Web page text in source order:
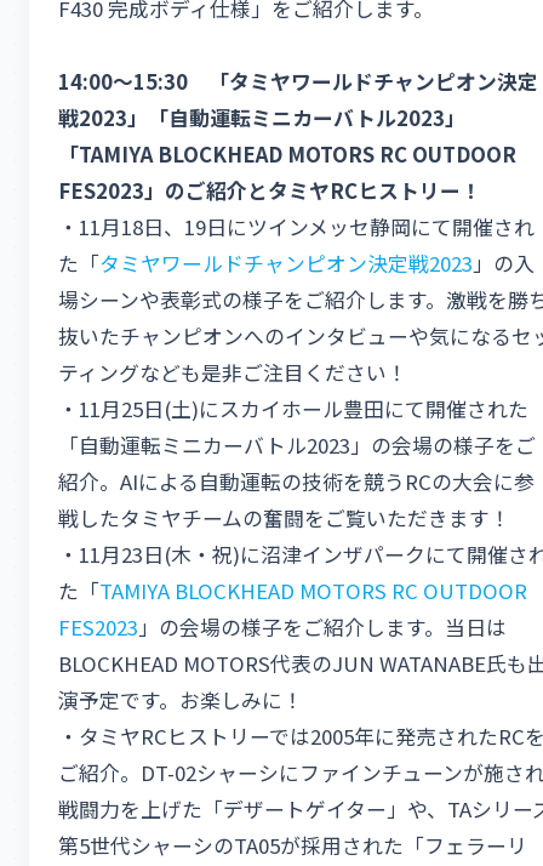
F430 完成ボディ仕様」をご紹介します。
14:00～15:30 「タミヤワールドチャンピオン決定
戦2023」「自動運転ミニカーバトル2023」
「TAMIYA BLOCKHEAD MOTORS RC OUTDOOR
FES2023」のご紹介とタミヤRCヒストリー！
・11月18日、19日にツインメッセ静岡にて開催され
た「タミヤワールドチャンピオン決定戦2023」の入
場シーンや表彰式の様子をご紹介します。激戦を勝
抜いたチャンピオンへのインタビューや気になるセ
ティングなども是非ご注目ください！
・11月25日(土)にスカイホール豊田にて開催された
「自動運転ミニカーバトル2023」の会場の様子をご
紹介。AIによる自動運転の技術を競うRCの大会に参
戦したタミヤチームの奮闘をご覧いただきます！
・11月23日(木・祝)に沼津インザパークにて開催さ
た「TAMIYA BLOCKHEAD MOTORS RC OUTDOOR
FES2023」の会場の様子をご紹介します。当日は
BLOCKHEAD MOTORS代表のJUN WATANABE氏も
演予定です。お楽しみに！
・タミヤRCヒストリーでは2005年に発売されたRC
ご紹介。DT-02シャーシにファインチューンが施さ
戦闘力を上げた「デザートゲイター」や、TAシリー
第5世代シャーシのTA05が採用された「フェラーリ